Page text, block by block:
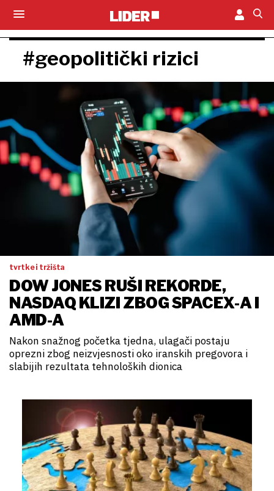
#geopolitički rizici
tvrtke i tržišta
DOW JONES RUŠI REKORDE,
NASDAQ KLIZI ZBOG SPACEX-A I
AMD-A
Nakon snažnog početka tjedna, ulagači postaju
oprezni zbog neizvjesnosti oko iranskih pregovora i
slabijih rezultata tehnoloških dionica